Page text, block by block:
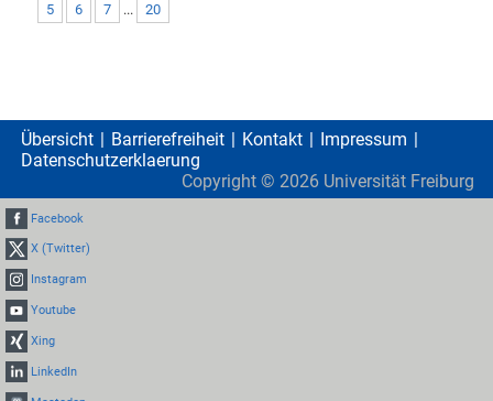
5
6 7 ... 20
Übersicht Barrierefreiheit Kontakt
Impressum
Datenschutzerklaerung
Copyright © 2026 Universität Freiburg
Facebook
X (Twitter)
Instagram
Youtube
Xing
LinkedIn